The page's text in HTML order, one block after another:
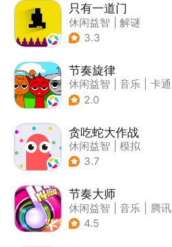
只有一道门
休闲益智
解谜
| 像素风
3.3
节奏旋律
休闲益智 音乐
卡通
2.0
贪吃蛇大作战
休闲益智
模拟
| 贪吃蛇
3.7
节奏大师
休闲益智 音乐
腾讯
4.5